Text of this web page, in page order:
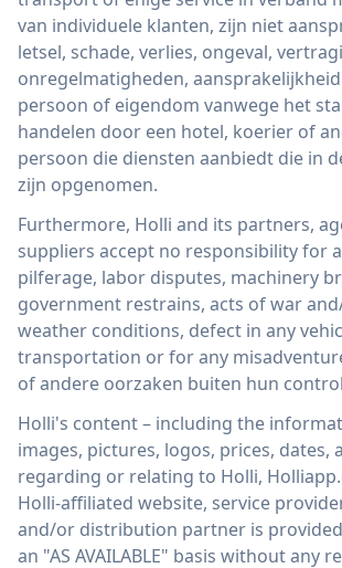
van individuele klanten, zijn niet
letsel, schade, verlies, ongeval,
onregelmatigheden,
persoon of eigendom vanwege het
handelen door een hotel, koerier of
persoon die diensten aanbiedt die in
zijn opgenomen.
Furthermore, Holli and its partners,
suppliers accept no responsibility for
pilferage, labor disputes, machinery
government restrains, acts of war
weather conditions, defect in any
transportation or for any
of andere oorzaken buiten hun
Holli's content – including the
images, pictures, logos, prices, dates,
regarding or relating to Holli,
Holli-affiliated website, service
and/or distribution partner is provided
an "AS AVAILABLE" basis without any